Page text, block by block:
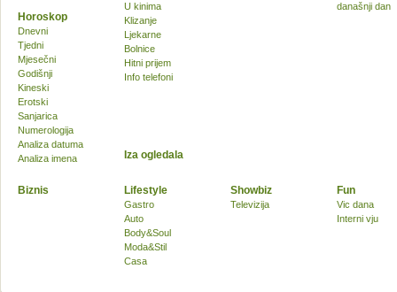
U kinima
Klizanje
Ljekarne
Bolnice
Hitni prijem
Info telefoni
današnji dan
Biznis Lifestyle
Gastro
Auto
Body&Soul
Moda&Stil
Casa
Showbiz
Televizija
Fun
Vic dana
Interni vju
Horoskop
Dnevni
Tjedni
Mjesečni
Godišnji
Kineski
Erotski
Sanjarica
Numerologija
Analiza datuma
Analiza imena
Iza ogledala